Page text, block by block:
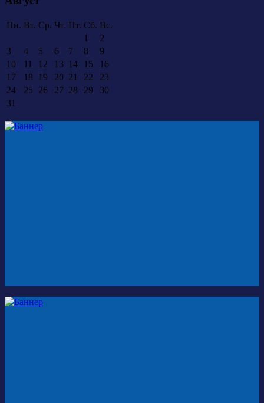
Пн. Вт. Ср. Чт. Пт. Сб. Вс.
1
2
3
4 5 6 7 8
9
10
11 12 13 14 15
16
17
18 19 20 21 22
23
24
25 26 27 28 29
30
31